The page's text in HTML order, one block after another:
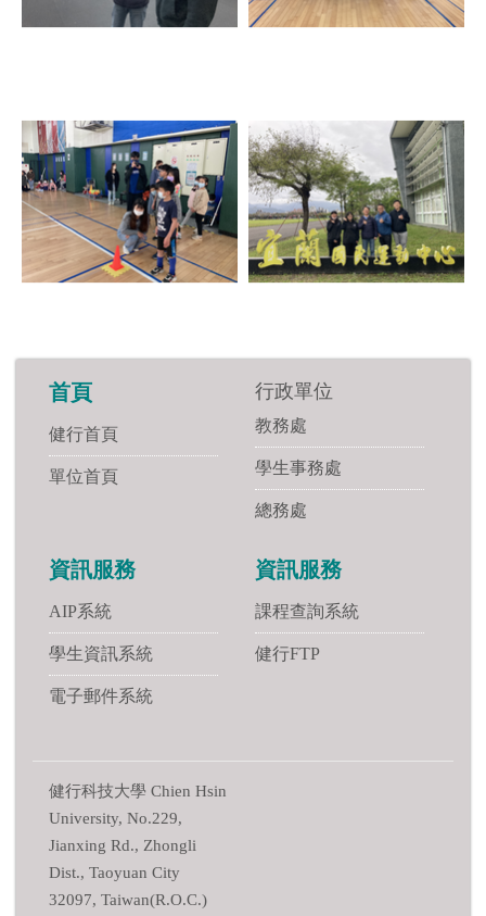
首頁
健行首頁
單位首頁
行政單位
教務處
學生事務處
總務處
資訊服務
AIP系統
學生資訊系統
電子郵件系統
資訊服務
課程查詢系統
健行FTP
健行科技大學 Chien Hsin
University, No.229,
Jianxing Rd., Zhongli
Dist., Taoyuan City
32097, Taiwan(R.O.C.)